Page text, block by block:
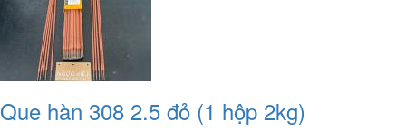
Que hàn 308 2.5 đỏ (1 hộp 2kg)